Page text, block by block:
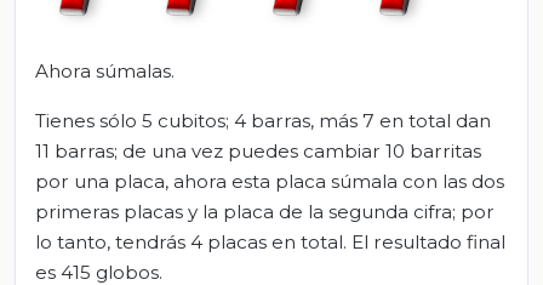
Ahora súmalas.
Tienes sólo 5 cubitos; 4 barras, más 7 en total dan
11 barras; de una vez puedes cambiar 10 barritas
por una placa, ahora esta placa súmala con las dos
primeras placas y la placa de la segunda cifra; por
lo tanto, tendrás 4 placas en total. El resultado final
es 415 globos.